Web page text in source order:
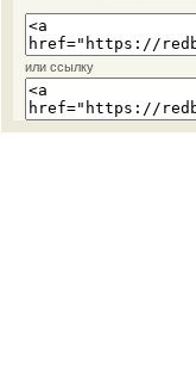
или ссылку